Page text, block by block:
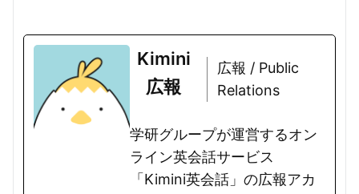
Kimini
広報
広報 / Public
Relations
学研グループが運営するオン
ライン英会話サービス
「Kimini英会話」の広報アカ